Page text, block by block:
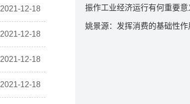
2021-12-18
2021-12-18
2021-12-18
2021-12-18